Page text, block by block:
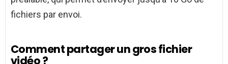
fichiers par envoi.
Comment partager un gros fichier
vidéo ?